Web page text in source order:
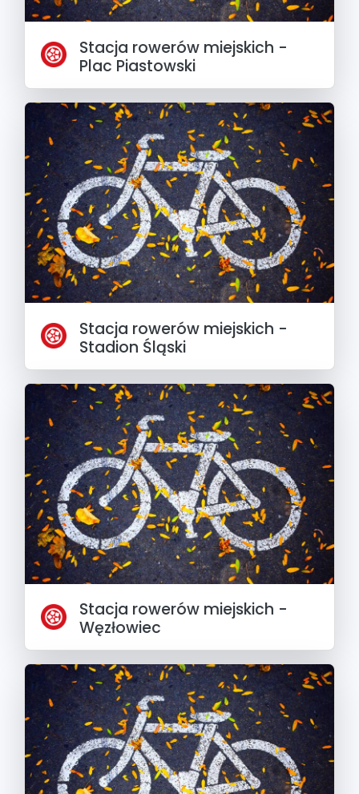
Stacja rowerów miejskich -
Plac Piastowski
Stacja rowerów miejskich -
Stadion Śląski
Stacja rowerów miejskich -
Węzłowiec